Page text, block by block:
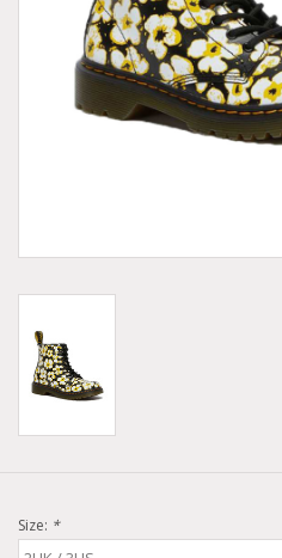
Vêtements
Accessoires
Size: *